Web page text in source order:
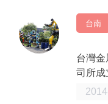
台南
台灣
司所成